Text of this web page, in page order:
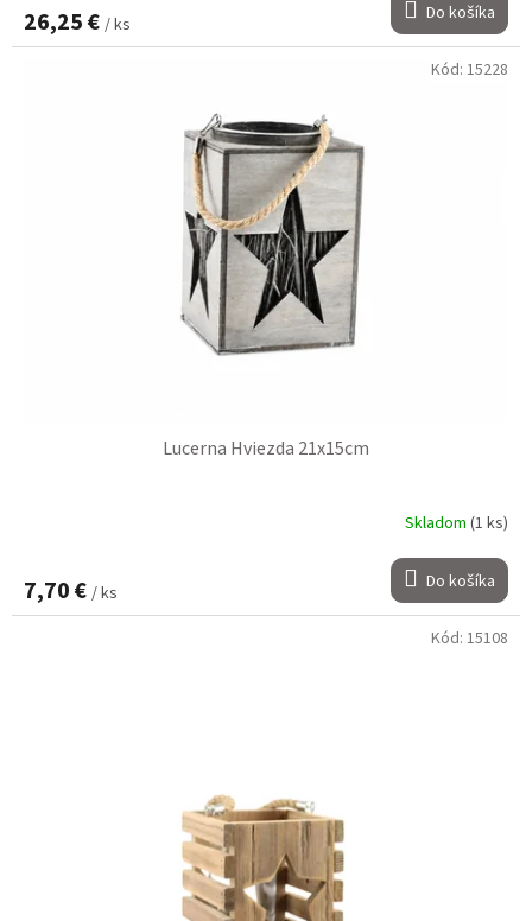
26,25 € / ks Do košíka
Lucerna Hviezda 21x15cm
Skladom (1 ks)
7,70 € / ks Do košíka
Kód: 15228
Kód: 15108